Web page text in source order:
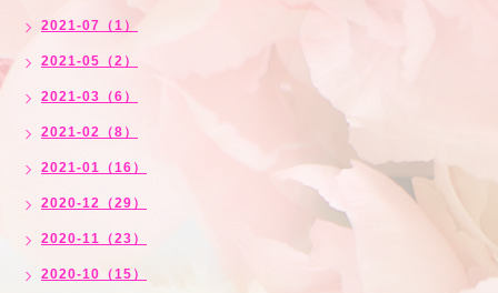
2021-07（1）
2021-05（2）
2021-03（6）
2021-02（8）
2021-01（16）
2020-12（29）
2020-11（23）
2020-10（15）